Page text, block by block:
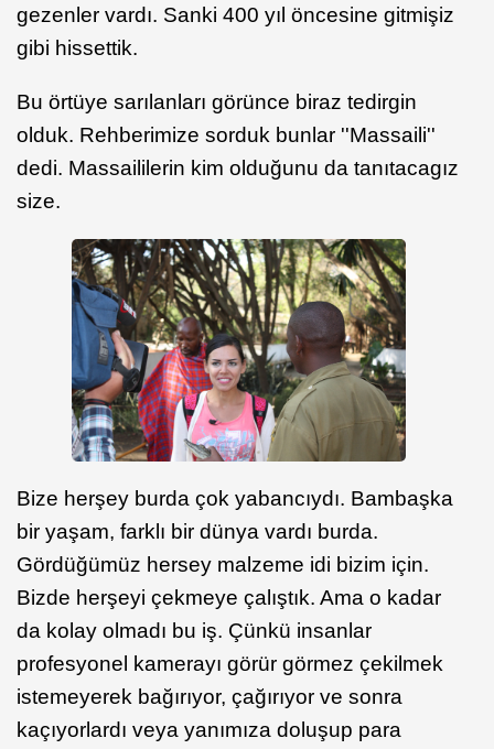
gezenler vardı. Sanki 400 yıl öncesine gitmişiz
gibi hissettik.
Bu örtüye sarılanları görünce biraz tedirgin
olduk. Rehberimize sorduk bunlar ''Massaili''
dedi. Massaililerin kim olduğunu da tanıtacagız
size.
Bize herşey burda çok yabancıydı. Bambaşka
bir yaşam, farklı bir dünya vardı burda.
Gördüğümüz hersey malzeme idi bizim için.
Bizde herşeyi çekmeye çalıştık. Ama o kadar
da kolay olmadı bu iş. Çünkü insanlar
profesyonel kamerayı görür görmez çekilmek
istemeyerek bağırıyor, çağırıyor ve sonra
kaçıyorlardı veya yanımıza doluşup para